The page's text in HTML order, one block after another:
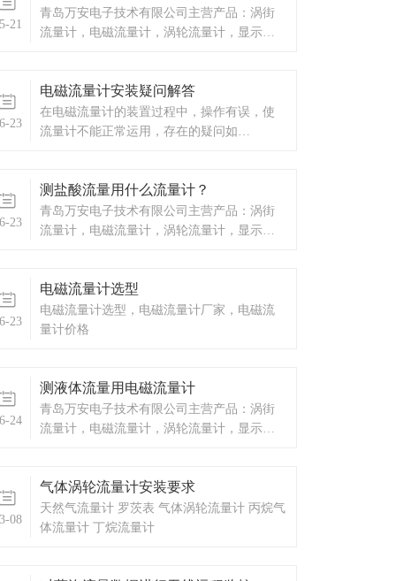
没有接触介质6)、传感器装在非金属管道，却
无
21
青岛万安电子技术有限公司主营产品：涡街
流量计，电磁流量计，涡轮流量计，显示仪
化项目。
23
电磁流量计安装疑问解答
在电磁流量计的装置过程中，操作有误，使
流量计不能正常运用，存在的疑问如
信号电缆时，接线处屏蔽层的剥离长度也有
清晰的要求，如果不按要求操作，就可能出
现干扰的状况，导致电磁流
23
测盐酸流量用什么流量计？
青岛万安电子技术有限公司主营产品：涡街
流量计，电磁流量计，涡轮流量计，显示仪
化项目。
23
电磁流量计选型
电磁流量计选型，电磁流量计厂家，电磁流
量计价格
24
测液体流量用电磁流量计
青岛万安电子技术有限公司主营产品：涡街
流量计，电磁流量计，涡轮流量计，显示仪
化项目。
08
气体涡轮流量计安装要求
天然气流量计 罗茨表 气体涡轮流量计 丙烷气
体流量计 丁烷流量计